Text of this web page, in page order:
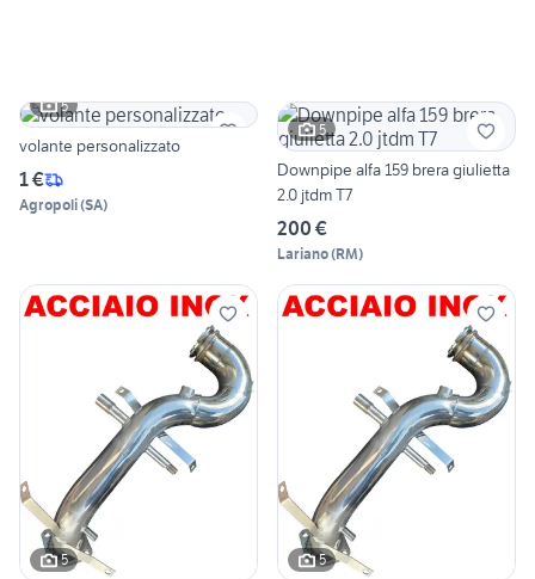
5
volante personalizzato
1 €
Agropoli(SA)
5
Downpipe alfa 159 brera giulietta
2.0 jtdm T7
200 €
Lariano(RM)
5 5